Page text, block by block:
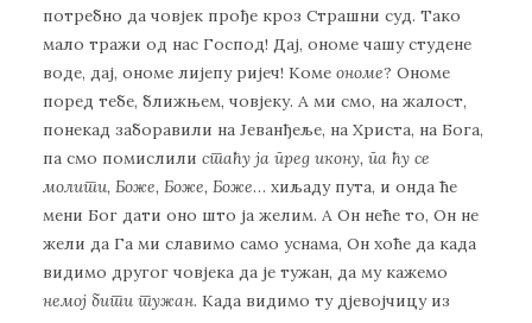
потребно да човјек прође кроз Страшни суд. Тако
мало тражи од нас Господ! Дај, ономе чашу студене
воде, дај, ономе лијепу ријеч! Коме ономе? Ономе
поред тебе, ближњем, човјеку. А ми смо, на жалост,
понекад заборавили на Јеванђеље, на Христа, на Бога,
па смо помислили стаћу ја пред икону, па ћу се
молити, Боже, Боже, Боже… хиљаду пута, и онда ће
мени Бог дати оно што ја желим. А Он неће то, Он не
жели да Га ми славимо само уснама, Он хоће да када
видимо другог човјека да је тужан, да му кажемо
немој бити тужан. Када видимо ту дјевојчицу из